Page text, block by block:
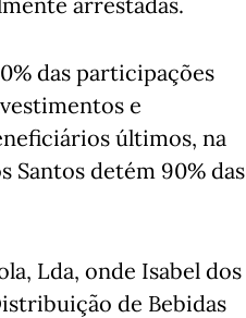
das participações
e
últimos, na
Santos detém 90% das
Lda, onde Isabel dos
de Bebidas